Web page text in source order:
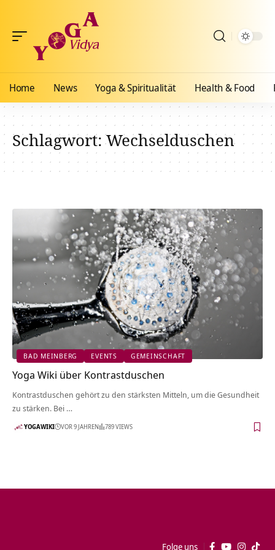
Home News Yoga & Spiritualität Health & Food
Schlagwort:Wechselduschen
BAD MEINBERG EVENTS GEMEINSCHAFT
Yoga Wiki über Kontrastduschen
Kontrastduschen gehört zu den stärksten Mitteln, um die Gesundheit
zu stärken. Bei …
YOGAWIKI VOR 9 JAHREN 789 VIEWS
Folge uns